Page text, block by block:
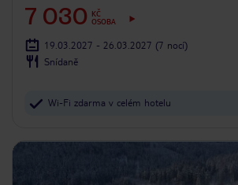
7 030
KČ
OSOBA
19.03.2027 - 26.03.2027 (7 nocí)
Snídaně
Wi-Fi zdarma v celém hotelu